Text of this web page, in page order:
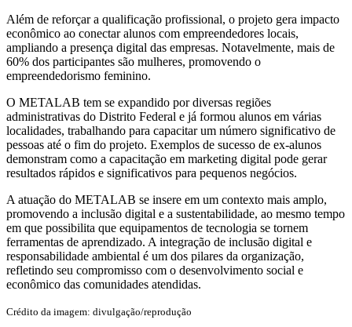
Além de reforçar a qualificação profissional, o projeto gera impacto
econômico ao conectar alunos com empreendedores locais,
ampliando a presença digital das empresas. Notavelmente, mais de
60% dos participantes são mulheres, promovendo o
empreendedorismo feminino.
O METALAB tem se expandido por diversas regiões
administrativas do Distrito Federal e já formou alunos em várias
localidades, trabalhando para capacitar um número significativo de
pessoas até o fim do projeto. Exemplos de sucesso de ex-alunos
demonstram como a capacitação em marketing digital pode gerar
resultados rápidos e significativos para pequenos negócios.
A atuação do METALAB se insere em um contexto mais amplo,
promovendo a inclusão digital e a sustentabilidade, ao mesmo tempo
em que possibilita que equipamentos de tecnologia se tornem
ferramentas de aprendizado. A integração de inclusão digital e
responsabilidade ambiental é um dos pilares da organização,
refletindo seu compromisso com o desenvolvimento social e
econômico das comunidades atendidas.
Crédito da imagem: divulgação/reprodução